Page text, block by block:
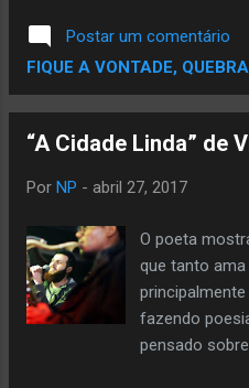
Facebook
com/
https://
Postar um comentário
FIQUE A VONTADE,
“A Cidade Linda” de
Por NP - abril 27, 2017
O poeta
que tanto ama
fazendo
pensado